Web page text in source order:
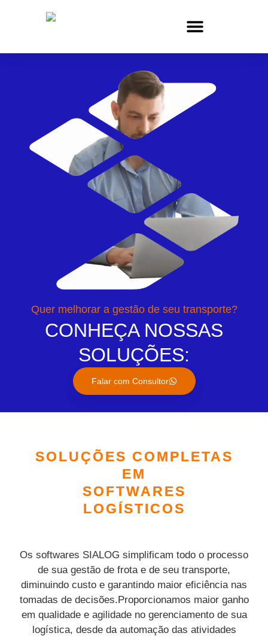
Quer melhorar a gestão de seu transporte?
CONHEÇA NOSSAS
SOLUÇÕES:
Falar com Consultor
SOLUÇÕES COMPLETAS
EM
SOFTWARES
LOGÍSTICOS
Os softwares SIALOG simplificam todo o processo
de sua gestão de frota e de seu transporte,
diminuindo custo e garantindo maior eficiência nas
tomadas de decisões.Proporcionamos maior ganho
em qualidade e agilidade no gerenciamento de sua
logística, desde da automação das atividades